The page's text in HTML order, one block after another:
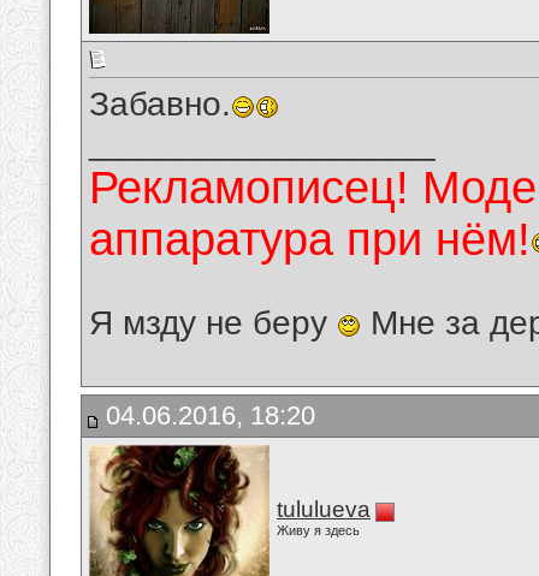
Забавно.
Рекламописец!
аппаратура при нём!
Я мзду не беру Мне за
04.06.2016, 18:20
tululueva
Живу я здесь